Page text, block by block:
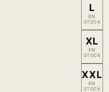
L
EN
STOCK
XL
EN
STOCK
XXL
EN
STOCK